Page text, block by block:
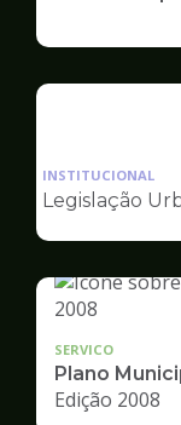
INSTITUCIONAL
Legislação
SERVICO
Plano
Edição 2008